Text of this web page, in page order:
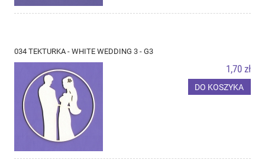
034 TEKTURKA - WHITE WEDDING 3 - G3
1,70 zł
DO KOSZYKA